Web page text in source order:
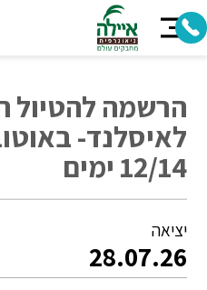
הרשמה להטיול
לאיסלנד-
12/14 ימים
יציאה
28.07.26